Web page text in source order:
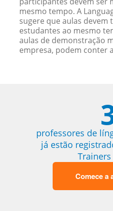
mesmo tempo. A
sugere que aulas devem
estudantes ao mesmo
aulas de demonstração
empresa, podem conter
professores de
já estão
Comece a